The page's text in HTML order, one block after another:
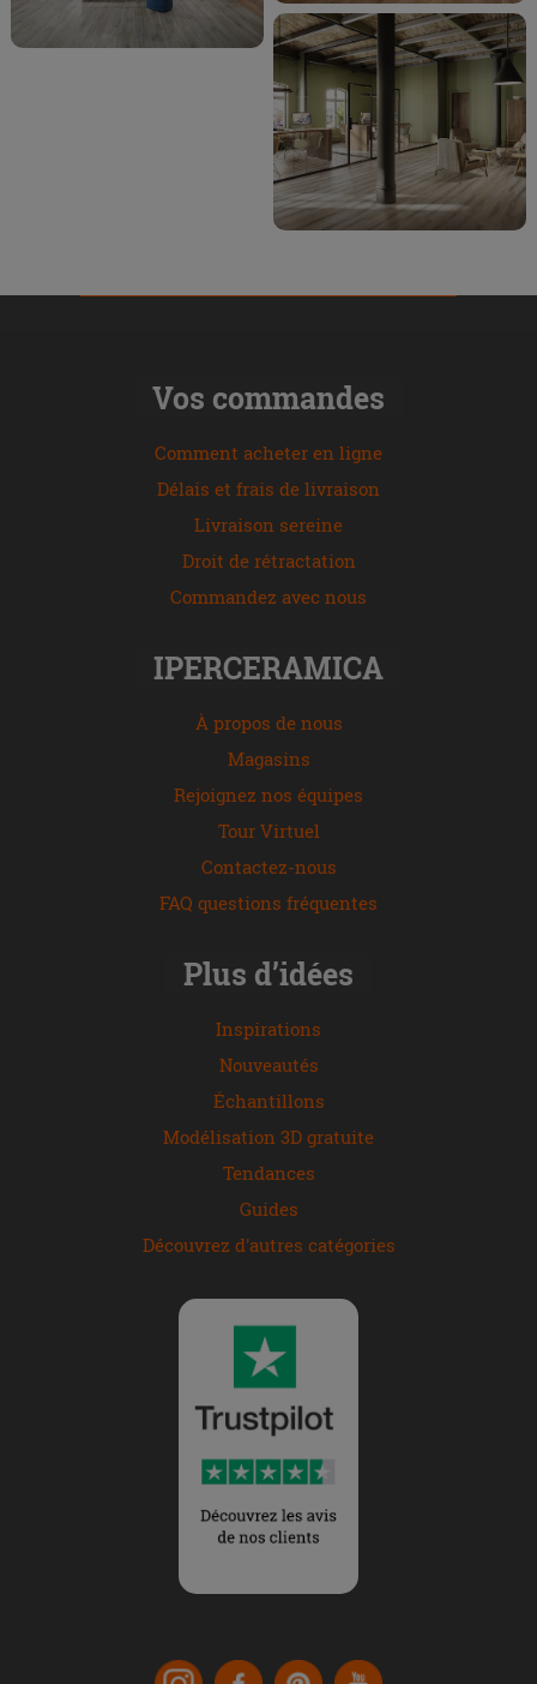
Vos commandes
Comment acheter en ligne
Délais et frais de livraison
Livraison sereine
Droit de rétractation
Commandez avec nous
IPERCERAMICA
À propos de nous
Magasins
Rejoignez nos équipes
Tour Virtuel
Contactez-nous
FAQ questions fréquentes
Plus d’idées
Inspirations
Nouveautés
Échantillons
Modélisation 3D gratuite
Tendances
Guides
Découvrez d'autres catégories